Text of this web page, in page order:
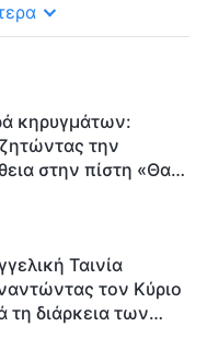
κηρυγμάτων:
την
στην πίστη «Θα
Ταινία
τον Κύριο
τη διάρκεια των